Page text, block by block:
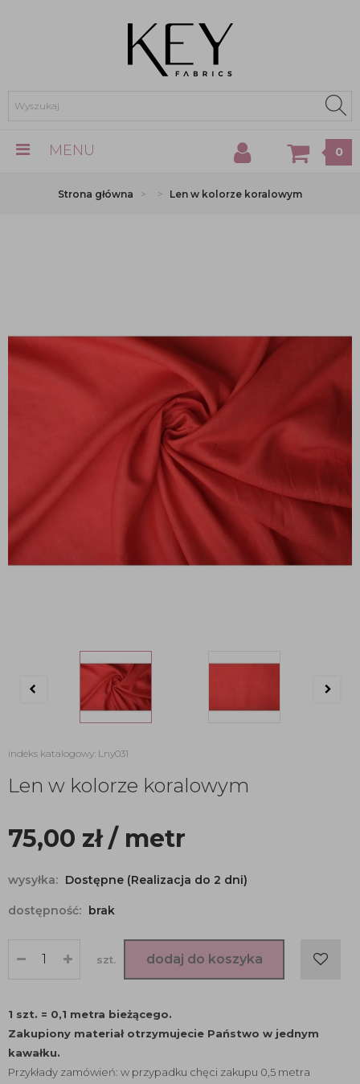
MENU 0
Strona główna Len w kolorze koralowym
indeks katalogowy: Lny031
Len w kolorze koralowym
75,00 zł/ metr
wysyłka: Dostępne (Realizacja do 2 dni)
dostępność: brak
szt. dodaj do koszyka
1 szt. = 0,1 metra bieżącego.
Zakupiony materiał otrzymujecie Państwo w jednym
kawałku.
Przykłady zamówień: w przypadku chęci zakupu 0,5 metra